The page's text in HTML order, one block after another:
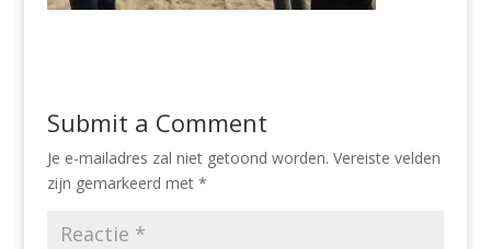
Submit a Comment
Je e-mailadres zal niet getoond worden. Vereiste velden
zijn gemarkeerd met *